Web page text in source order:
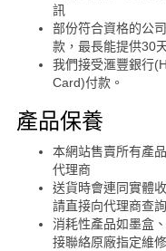
訊
部份符合資格的公
款，最長能提供30
我們接受滙豐銀行
Card)付款。
產品保養
本網站售賣所有產
代理商
送貨時會連同實體
請直接向代理商查詢
消耗性產品如墨盒
接聯絡原廠指定維